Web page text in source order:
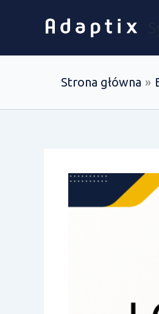
Strona główna